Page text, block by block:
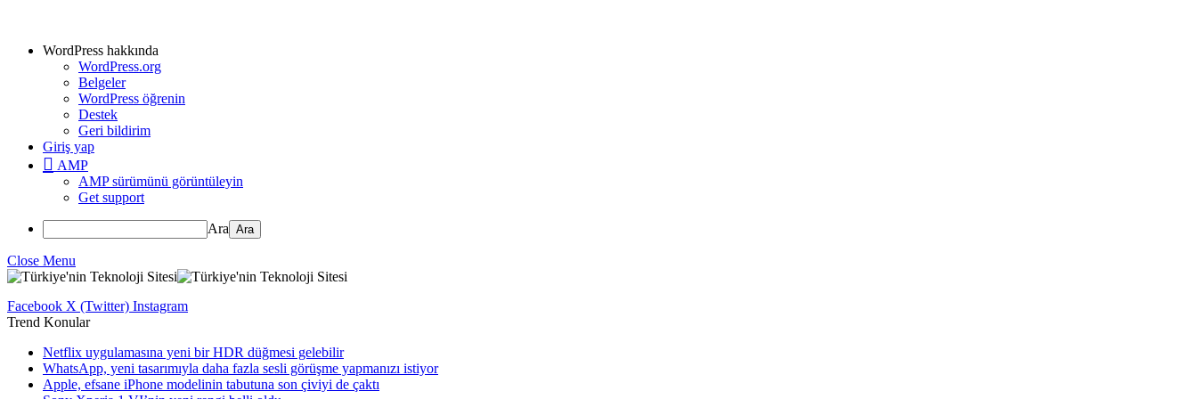
WordPress hakkında
WordPress.org
Belgeler
WordPress öğrenin
Destek
Geri bildirim
Giriş yap
AMP
AMP sürümünü görüntüleyin
Get support
Ara
Close Menu
Facebook X (Twitter) Instagram
Trend Konular
Netflix uygulamasına yeni bir HDR düğmesi gelebilir
WhatsApp, yeni tasarımıyla daha fazla sesli görüşme yapmanızı istiyor
Apple, efsane iPhone modelinin tabutuna son çiviyi de çaktı